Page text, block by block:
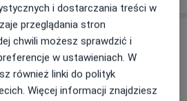
ale zakres zależy od
podczas umawiania wizyty.
i dostarczania treści w
przeglądania stron
chwili możesz sprawdzić i
w ustawieniach. W
również linki do polityk
Więcej informacji znajdziesz